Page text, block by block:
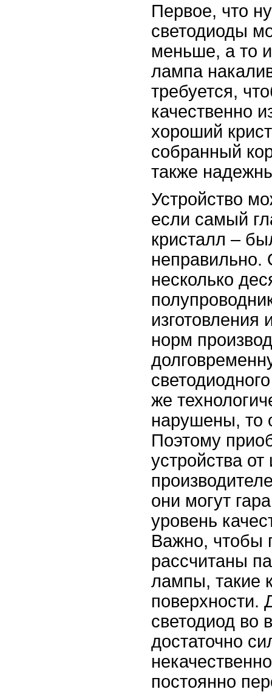
Первое, что
светодиоды
меньше, а то
лампа
требуется,
качественно
хороший
собранный
также
Устройство
если самый
кристалл –
несколько
изготовления
норм
же
нарушены, то
Поэтому
устройства от
они могут
уровень
Важно, чтобы
рассчитаны
лампы, такие
поверхности.
светодиод во
достаточно
постоянно